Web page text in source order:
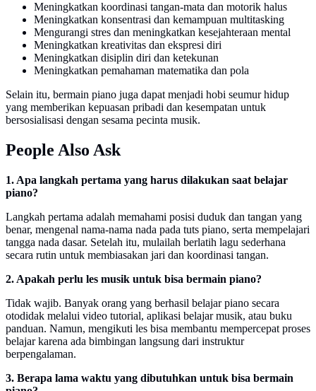
Meningkatkan koordinasi tangan-mata dan motorik halus
Meningkatkan konsentrasi dan kemampuan multitasking
Mengurangi stres dan meningkatkan kesejahteraan mental
Meningkatkan kreativitas dan ekspresi diri
Meningkatkan disiplin diri dan ketekunan
Meningkatkan pemahaman matematika dan pola
Selain itu, bermain piano juga dapat menjadi hobi seumur hidup
yang memberikan kepuasan pribadi dan kesempatan untuk
bersosialisasi dengan sesama pecinta musik.
People Also Ask
1. Apa langkah pertama yang harus dilakukan saat belajar
piano?
Langkah pertama adalah memahami posisi duduk dan tangan yang
benar, mengenal nama-nama nada pada tuts piano, serta mempelajari
tangga nada dasar. Setelah itu, mulailah berlatih lagu sederhana
secara rutin untuk membiasakan jari dan koordinasi tangan.
2. Apakah perlu les musik untuk bisa bermain piano?
Tidak wajib. Banyak orang yang berhasil belajar piano secara
otodidak melalui video tutorial, aplikasi belajar musik, atau buku
panduan. Namun, mengikuti les bisa membantu mempercepat proses
belajar karena ada bimbingan langsung dari instruktur
berpengalaman.
3. Berapa lama waktu yang dibutuhkan untuk bisa bermain